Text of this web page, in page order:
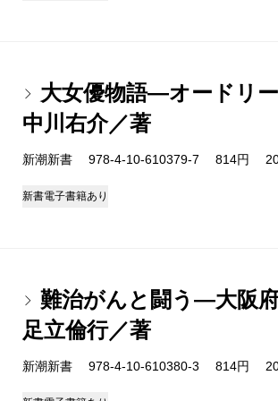
大女優物語―オードリ
中川右介／著
新潮新書 978-4-10-610379-7 814円
新書電子書籍あり
難治がんと闘う―大阪
足立倫行／著
新潮新書 978-4-10-610380-3 814円